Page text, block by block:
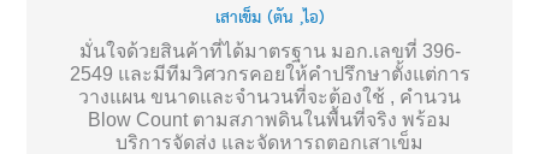
เสาเข็ม (ตัน ,ไอ)
มั่นใจด้วยสินค้าที่ได้มาตรฐาน มอก.เลขที่ 396-
2549 และมีทีมวิศวกรคอยให้คำปรึกษาตั้งแต่การ
วางแผน ขนาดและจำนวนที่จะต้องใช้ , คำนวน
Blow Count ตามสภาพดินในพื้นที่จริง พร้อม
บริการจัดส่ง และจัดหารถตอกเสาเข็ม